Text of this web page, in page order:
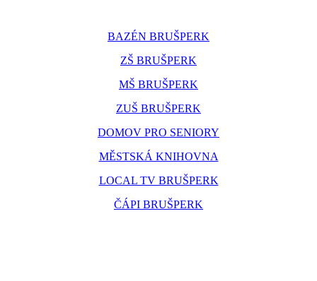
BAZÉN BRUŠPERK
ZŠ BRUŠPERK
MŠ BRUŠPERK
ZUŠ BRUŠPERK
DOMOV PRO SENIORY
MĚSTSKÁ KNIHOVNA
LOCAL TV BRUŠPERK
ČÁPI BRUŠPERK